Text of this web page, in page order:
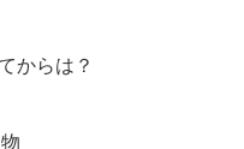
からは？